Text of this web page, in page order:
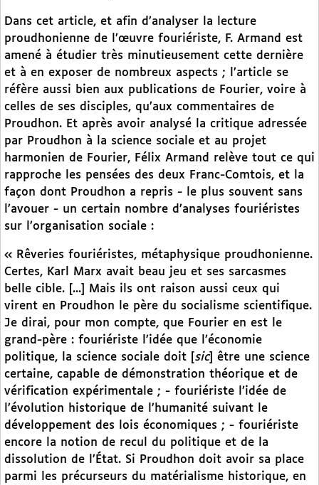
Dans cet article, et afin d’analyser la lecture
proudhonienne de l’œuvre fouriériste, F. Armand est
amené à étudier très minutieusement cette dernière
et à en exposer de nombreux aspects ; l’article se
réfère aussi bien aux publications de Fourier, voire à
celles de ses disciples, qu’aux commentaires de
Proudhon. Et après avoir analysé la critique adressée
par Proudhon à la science sociale et au projet
harmonien de Fourier, Félix Armand relève tout ce qui
rapproche les pensées des deux Franc-Comtois, et la
façon dont Proudhon a repris - le plus souvent sans
l’avouer - un certain nombre d’analyses fouriéristes
sur l’organisation sociale :
« Rêveries fouriéristes, métaphysique proudhonienne.
Certes, Karl Marx avait beau jeu et ses sarcasmes
belle cible. [...] Mais ils ont raison aussi ceux qui
virent en Proudhon le père du socialisme scientifique.
Je dirai, pour mon compte, que Fourier en est le
grand-père : fouriériste l’idée que l’économie
politique, la science sociale doit [ sic] être une science
certaine, capable de démonstration théorique et de
vérification expérimentale ; - fouriériste l’idée de
l’évolution historique de l’humanité suivant le
développement des lois économiques ; - fouriériste
encore la notion de recul du politique et de la
dissolution de l’État. Si Proudhon doit avoir sa place
parmi les précurseurs du matérialisme historique, en